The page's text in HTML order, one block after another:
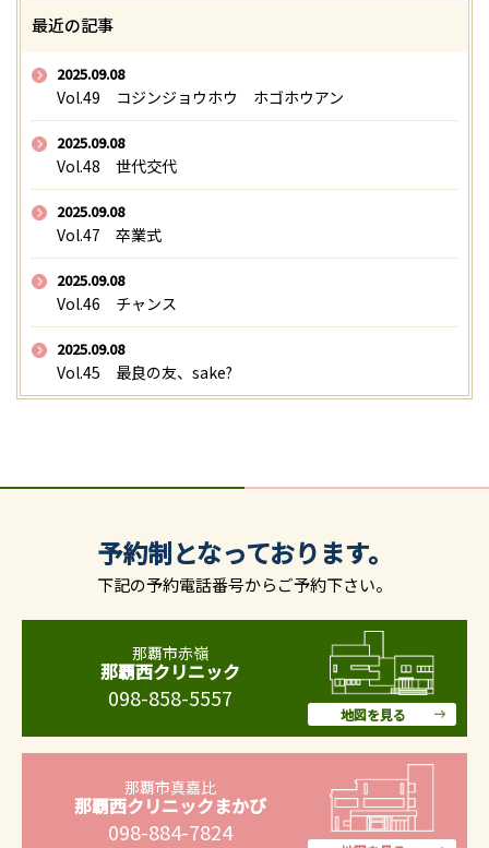
最近の記事
2025.09.08
Vol.49 コジンジョウホウ ホゴホウアン
2025.09.08
Vol.48 世代交代
2025.09.08
Vol.47 卒業式
2025.09.08
Vol.46 チャンス
2025.09.08
Vol.45 最良の友、sake?
予約制となっております。
下記の予約電話番号からご予約下さい。
那覇市赤嶺
那覇西クリニック
098-858-5557
地図を見る
那覇市真嘉比
那覇西クリニックまかび
098-884-7824